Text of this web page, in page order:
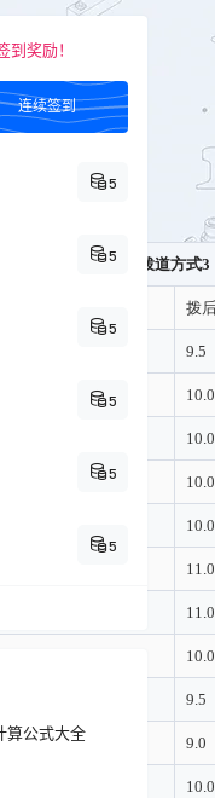
拨道方式3
拨
9.5
10.0
10.0
10.0
10.0
11.0
11.0
10.0
9.5
9.0
10.0
到奖励！
连续签到
5
5
5
5
5
5
算公式大全